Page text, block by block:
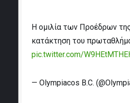
Η ομιλία των Προέδρων
κατάκτηση του
pic.twitter.com/
— Olympiacos B.C.